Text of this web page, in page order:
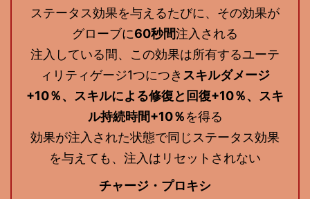
ステータス効果を与えるたびに、その効果が
グローブに60秒間注入される
注入している間、この効果は所有するユーテ
ィリティゲージ1つにつき スキルダメージ
+10％、スキルによる修復と回復+10％、スキ
ル持続時間+10％を得る
効果が注入された状態で同じステータス効果
を与えても、注入はリセットされない
チャージ・プロキシ